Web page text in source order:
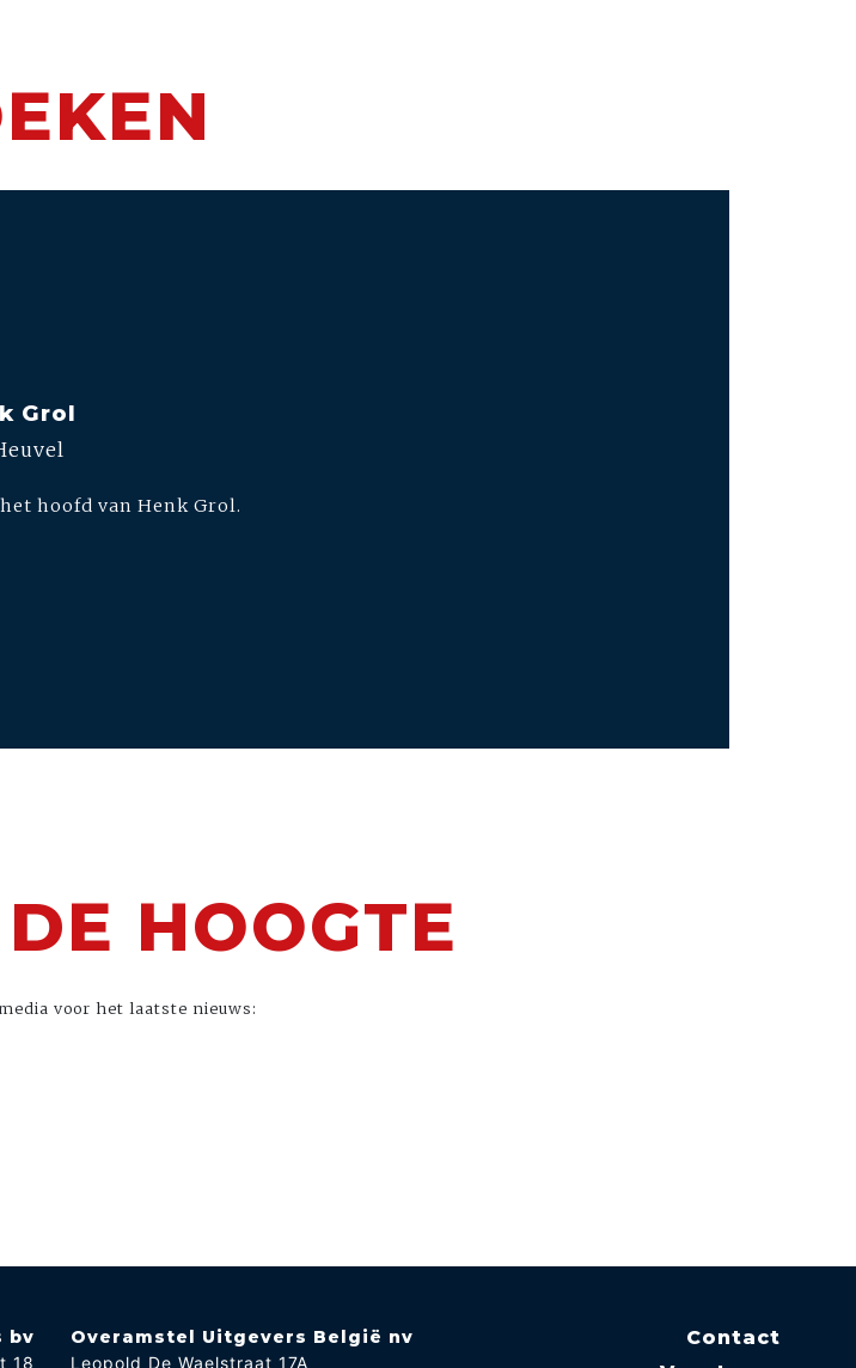
Grol
hoofd van Henk Grol.
HOOGTE
voor het laatste nieuws:
bv
18
Overamstel Uitgevers België nv
Leopold De Waelstraat 17A
Contact